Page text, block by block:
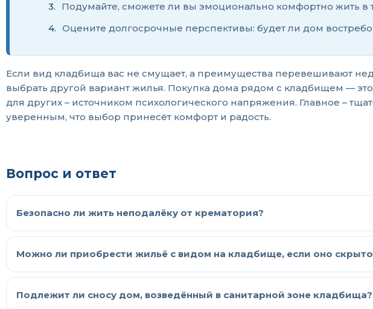
Подумайте, сможете ли вы эмоционально комфортно жить в
Оцените долгосрочные перспективы: будет ли дом
Если вид кладбища вас не смущает, а преимущества перевешивают
выбрать другой вариант жилья. Покупка дома рядом с кладбищем —
для других – источником психологического напряжения. Главное –
уверенным, что выбор принесёт комфорт и радость.
Вопрос и ответ
Безопасно ли жить неподалёку от крематория?
Можно ли приобрести жильё с видом на кладбище, если оно
Подлежит ли сносу дом, возведённый в санитарной зоне кладбища?